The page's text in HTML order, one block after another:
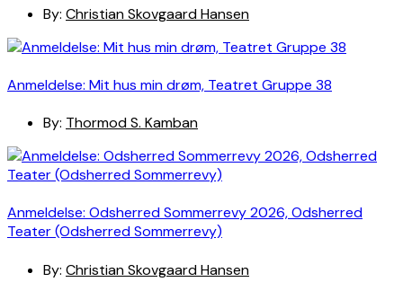
By: Christian Skovgaard Hansen
Anmeldelse: Mit hus min drøm, Teatret Gruppe 38
By: Thormod S. Kamban
Anmeldelse: Odsherred Sommerrevy 2026, Odsherred
Teater (Odsherred Sommerrevy)
By: Christian Skovgaard Hansen